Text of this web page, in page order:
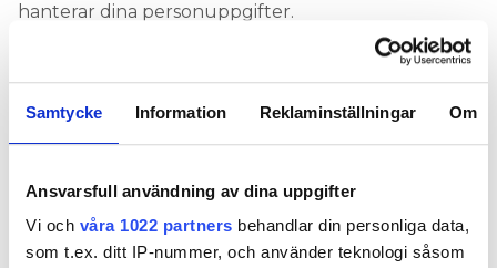
Samtycke Information Reklaminställningar Om
Ansvarsfull användning av dina uppgifter
Vi och våra 1022 partners behandlar din personliga data,
som t.ex. ditt IP-nummer, och använder teknologi såsom
hanterar dina personuppgifter.
Tidningen VVS-Forums policy är densamma som för
våra ägare, Installatörsföretagen Service i Sverige
AB, org.nr: 556090-8062.
hur vi behandlar dina personuppgifter.
Vår förhoppning är att du ska känna dig trygg när
du lämnar dina uppgifter till oss.